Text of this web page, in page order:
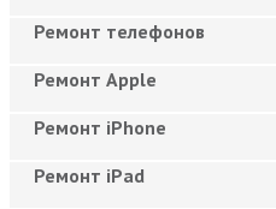
Ремонт телефонов
Ремонт Apple
Ремонт iPhone
Ремонт iPad